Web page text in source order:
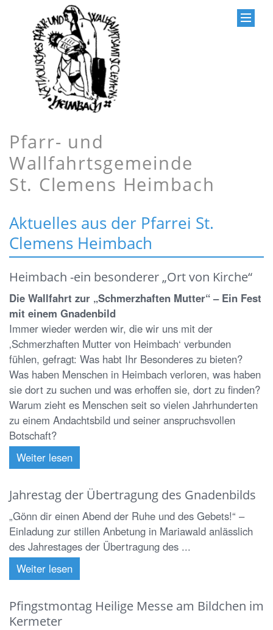
Pfarr- und
Wallfahrtsgemeinde
St. Clemens Heimbach
Aktuelles aus der Pfarrei St.
Clemens Heimbach
Heimbach -ein besonderer „Ort von Kirche“
Die Wallfahrt zur „Schmerzhaften Mutter“ – Ein Fest
mit einem Gnadenbild
Immer wieder werden wir, die wir uns mit der
‚Schmerzhaften Mutter von Heimbach‘ verbunden
fühlen, gefragt: Was habt Ihr Besonderes zu bieten?
Was haben Menschen in Heimbach verloren, was haben
sie dort zu suchen und was erhoffen sie, dort zu finden?
Warum zieht es Menschen seit so vielen Jahrhunderten
zu einem Andachtsbild und seiner anspruchsvollen
Botschaft?
Weiter lesen
Jahrestag der Übertragung des Gnadenbilds
„Gönn dir einen Abend der Ruhe und des Gebets!“ –
Einladung zur stillen Anbetung in Mariawald anlässlich
des Jahrestages der Übertragung des ...
Weiter lesen
Pfingstmontag Heilige Messe am Bildchen im
Kermeter